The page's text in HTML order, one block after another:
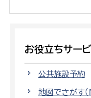
お役立ちサー
公共施設予約
地図でさがす